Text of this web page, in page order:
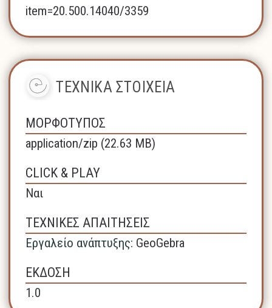
item=20.500.14040/3359
ΤΕΧΝΙΚΑ ΣΤΟΙΧΕΙΑ
ΜΟΡΦΟΤΥΠΟΣ
application/zip (22.63 MB)
CLICK & PLAY
Ναι
ΤΕΧΝΙΚΕΣ ΑΠΑΙΤΗΣΕΙΣ
Εργαλείο ανάπτυξης: GeoGebra
ΕΚΔΟΣΗ
1.0